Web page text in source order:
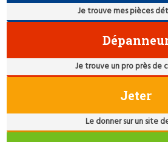
Je trouve mes pièces
Je trouve un pro près de
Jeter
Le donner sur un site